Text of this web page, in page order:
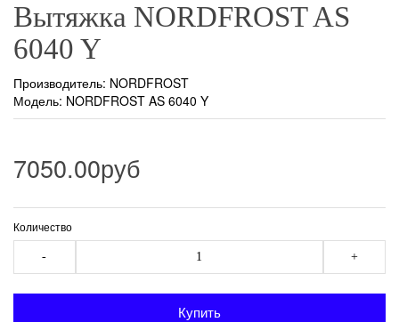
Вытяжка NORDFROST AS
6040 Y
Производитель: NORDFROST
Модель: NORDFROST AS 6040 Y
7050.00руб
Количество
- +
Купить